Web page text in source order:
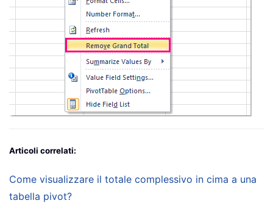
Articoli correlati:
Come visualizzare il totale complessivo in cima a una
tabella pivot?